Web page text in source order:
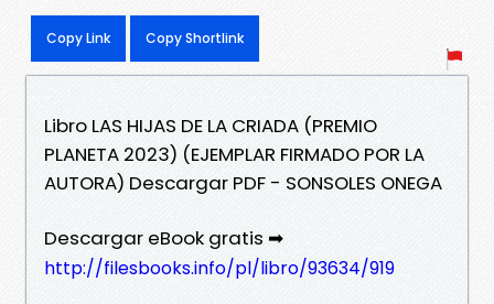
Copy Link Copy Shortlink
Libro LAS HIJAS DE LA CRIADA (PREMIO
PLANETA 2023) (EJEMPLAR FIRMADO POR LA
AUTORA) Descargar PDF - SONSOLES ONEGA
Descargar eBook gratis ➡
http://filesbooks.info/pl/libro/93634/919